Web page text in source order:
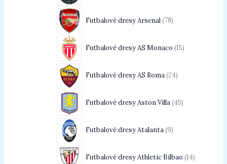
Futbalové dresy Arsenal 78
Futbalové dresy AS Monaco 15
Futbalové dresy AS Roma 24
Futbalové dresy Aston Villa 45
Futbalové dresy Atalanta 9
Futbalové dresy Athletic Bilbao 14